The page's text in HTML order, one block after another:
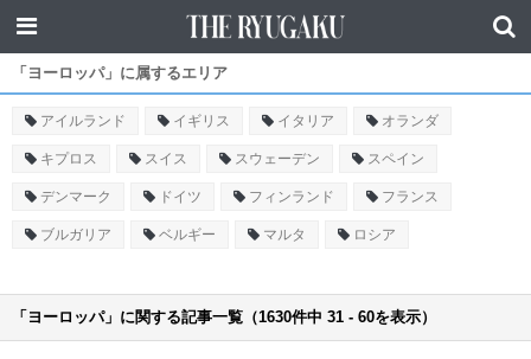
「ヨーロッパ」に属するエリア
アイルランド イギリス イタリア オランダ
キプロス スイス スウェーデン スペイン
デンマーク ドイツ フィンランド フランス
ブルガリア ベルギー マルタ ロシア
「ヨーロッパ」に関する記事一覧（1630件中 31 - 60を表示）